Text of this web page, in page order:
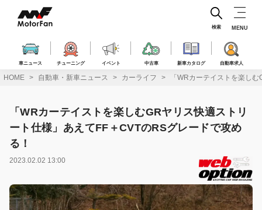
ス
車ニュース チューニング イベント 中古車 新車カタログ 自動車求人
検索 MENU
HOME 自動車・新車ニュース カーライフ 「WRカーテイストを楽し
「WRカーテイストを楽しむGRヤリス快適ストリ
ート仕様」あえてFF＋CVTのRSグレードで攻め
る！
2023.02.02 13:00